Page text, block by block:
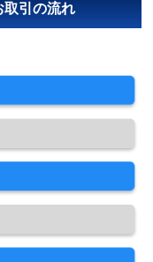
取引の流れ